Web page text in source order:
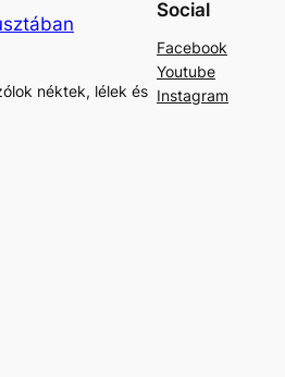
néktek, lélek és
Social
Facebook
Youtube
Instagram